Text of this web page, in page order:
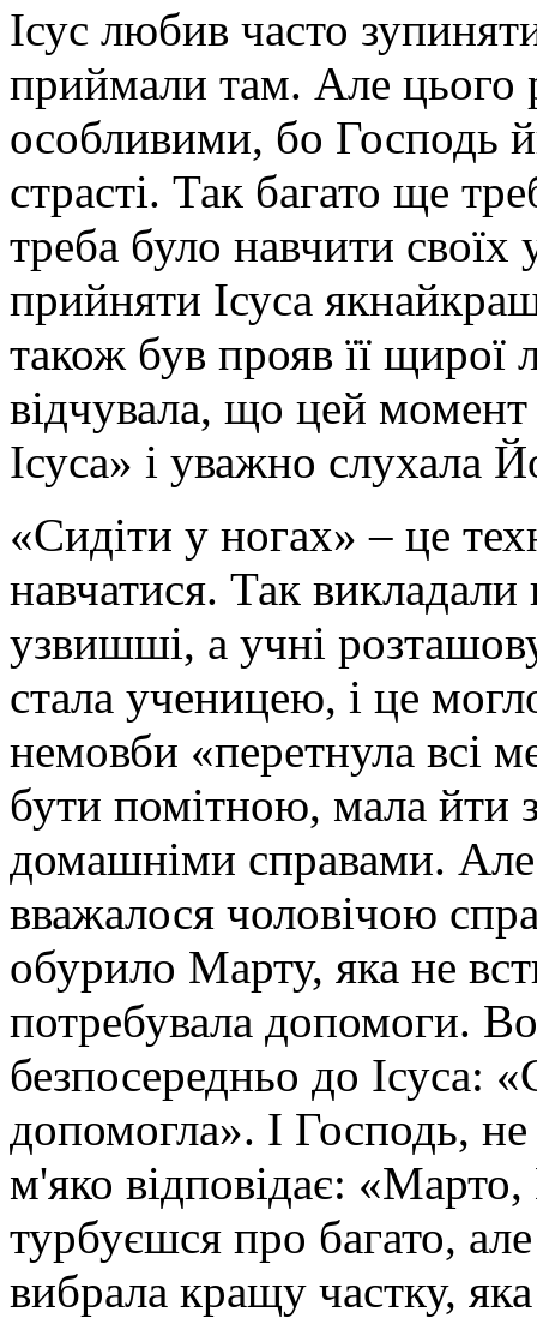
Ісус любив часто
приймали там. Але цього
особливими, бо Господь
страсті. Так багато ще
треба було навчити
прийняти Ісуса
також був прояв її
відчувала, що цей
Ісуса» і уважно слухала
«Сидіти у ногах» – це
навчатися. Так
узвишші, а учні
стала ученицею, і це
немовби «перетнула всі
бути помітною, мала йти
домашніми справами. Але
вважалося чоловічою
обурило Марту, яка не
потребувала допомоги.
безпосередньо до Ісуса:
допомогла». І Господь,
м'яко відповідає:
турбуєшся про багато,
вибрала кращу частку,
сутність
Пресвятої
Богородиці,
показує
нам,
Вона
своїй
найглибшій
основі.Пригадаємо
євангельську
сцену:
сестри
Лазаря,
жили
Витанії
невеличкому
містечку,
було
перепочинку
для
на
до
Єрусалиму.
Це
було
місце
для
відпочинку
людей,
багаті
могли
Єрусалимі.
У
бідніші
прочани
знаходили
допомогу
лікування,
якщо
поранилися